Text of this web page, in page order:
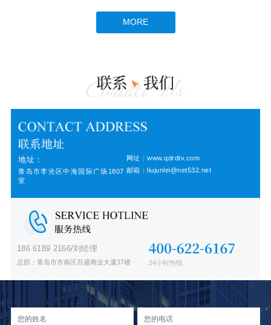
MORE
地址：
青岛市李沧区中海国际广场1807
室
网址：www.qdrdtv.com
邮箱：liujunlei@net532.net
186 6189 2166/刘经理
总部：青岛市市南区百盛商业大厦37楼 24小时热线